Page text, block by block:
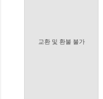
교환 및 환불 불가